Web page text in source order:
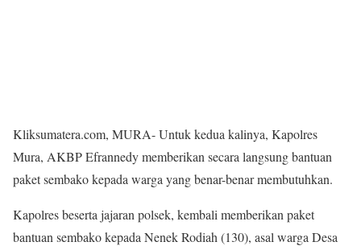
Kliksumatera.com, MURA- Untuk kedua kalinya, Kapolres
Mura, AKBP Efrannedy memberikan secara langsung bantuan
paket sembako kepada warga yang benar-benar membutuhkan.
Kapolres beserta jajaran polsek, kembali memberikan paket
bantuan sembako kepada Nenek Rodiah (130), asal warga Desa